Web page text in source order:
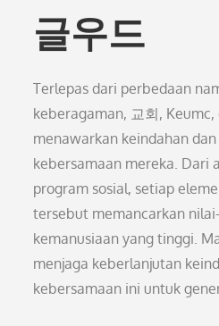
글우드
Terlepas dari perbedaan
keberagaman, 교회, Keumc,
menawarkan keindahan
kebersamaan mereka. Dari
program sosial, setiap
tersebut memancarkan
kemanusiaan yang tinggi.
menjaga keberlanjutan
kebersamaan ini untuk